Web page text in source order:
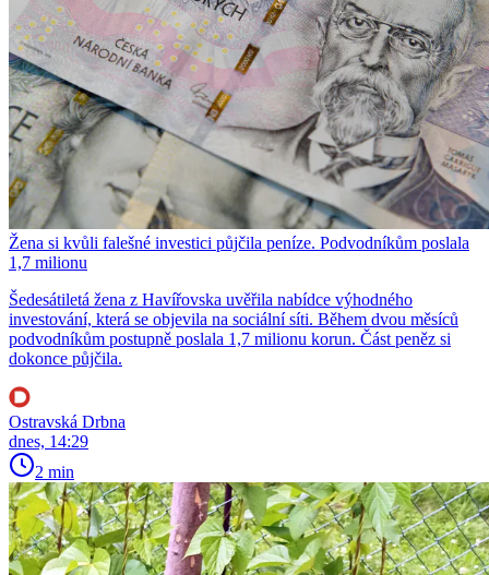
Žena si kvůli falešné investici půjčila peníze. Podvodníkům poslala
1,7 milionu
Šedesátiletá žena z Havířovska uvěřila nabídce výhodného
investování, která se objevila na sociální síti. Během dvou měsíců
podvodníkům postupně poslala 1,7 milionu korun. Část peněz si
dokonce půjčila.
Ostravská Drbna
dnes, 14:29
2 min